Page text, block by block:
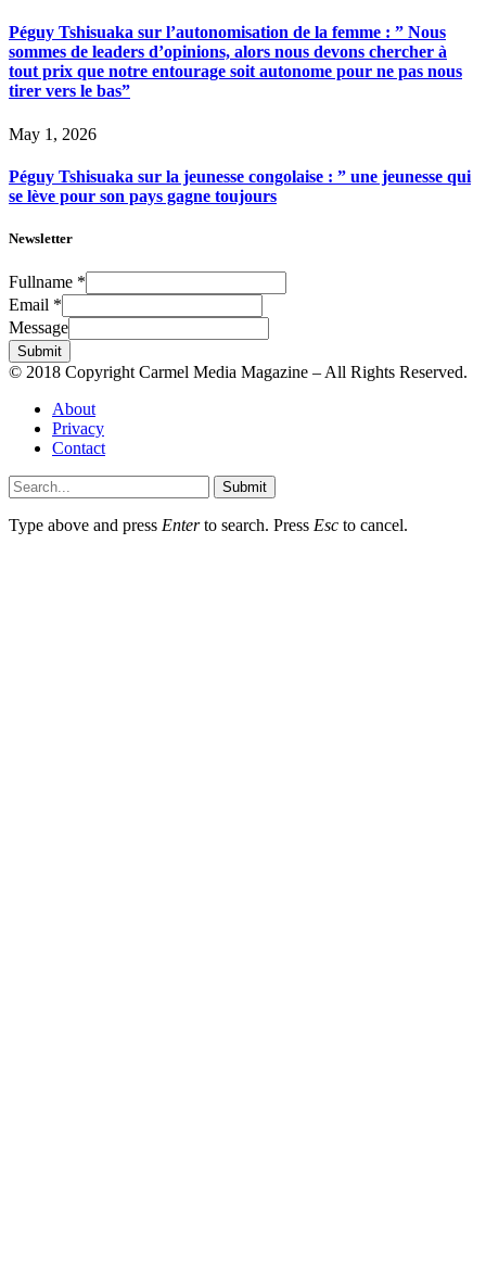
Péguy Tshisuaka sur l’autonomisation de la femme : ” Nous
sommes de leaders d’opinions, alors nous devons chercher à
tout prix que notre entourage soit autonome pour ne pas nous
tirer vers le bas”
May 1, 2026
Péguy Tshisuaka sur la jeunesse congolaise : ” une jeunesse qui
se lève pour son pays gagne toujours
Newsletter
Fullname *
Email *
Message
Submit
© 2018 Copyright Carmel Media Magazine – All Rights Reserved.
About
Privacy
Contact
Submit
Type above and press Enterto search. Press Esc to cancel.